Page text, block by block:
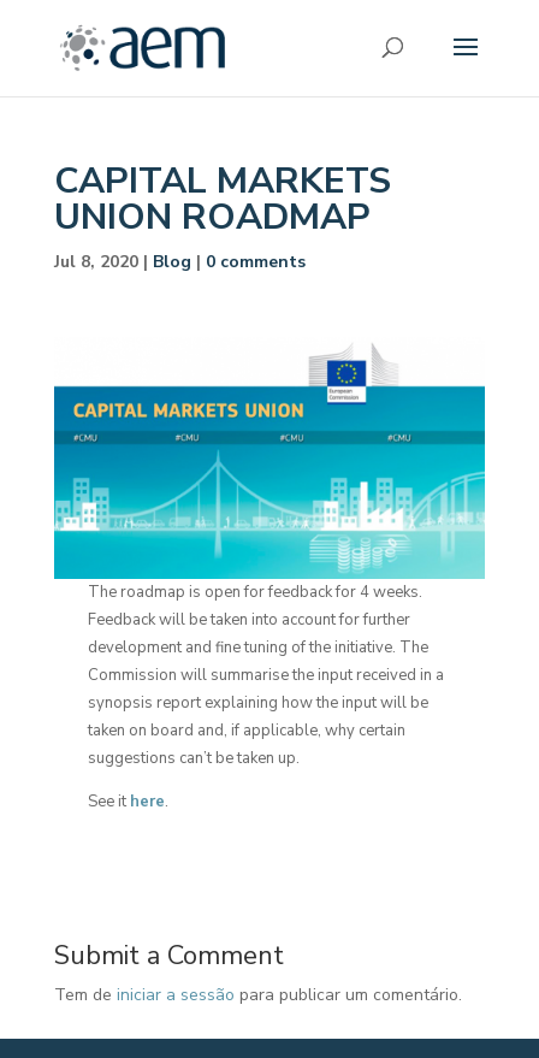
CAPITAL MARKETS
UNION ROADMAP
Jul 8, 2020| Blog | 0 comments
The roadmap is open for feedback for 4 weeks.
Feedback will be taken into account for further
development and fine tuning of the initiative. The
Commission will summarise the input received in a
synopsis report explaining how the input will be
taken on board and, if applicable, why certain
suggestions can’t be taken up.
See it here.
Submit a Comment
Tem de iniciar a sessão para publicar um comentário.